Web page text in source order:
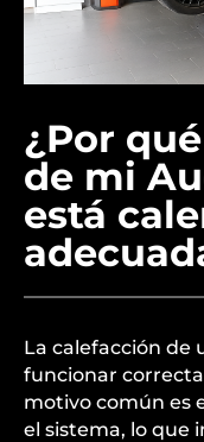
¿Por
de mi
está
La calefacción de
funcionar
motivo común es
el sistema, lo que